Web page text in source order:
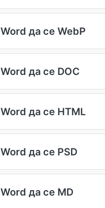
Word да се WebP
Word да се DOC
Word да се HTML
Word да се PSD
Word да се MD